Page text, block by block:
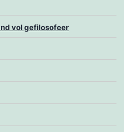
vol gefilosofeer